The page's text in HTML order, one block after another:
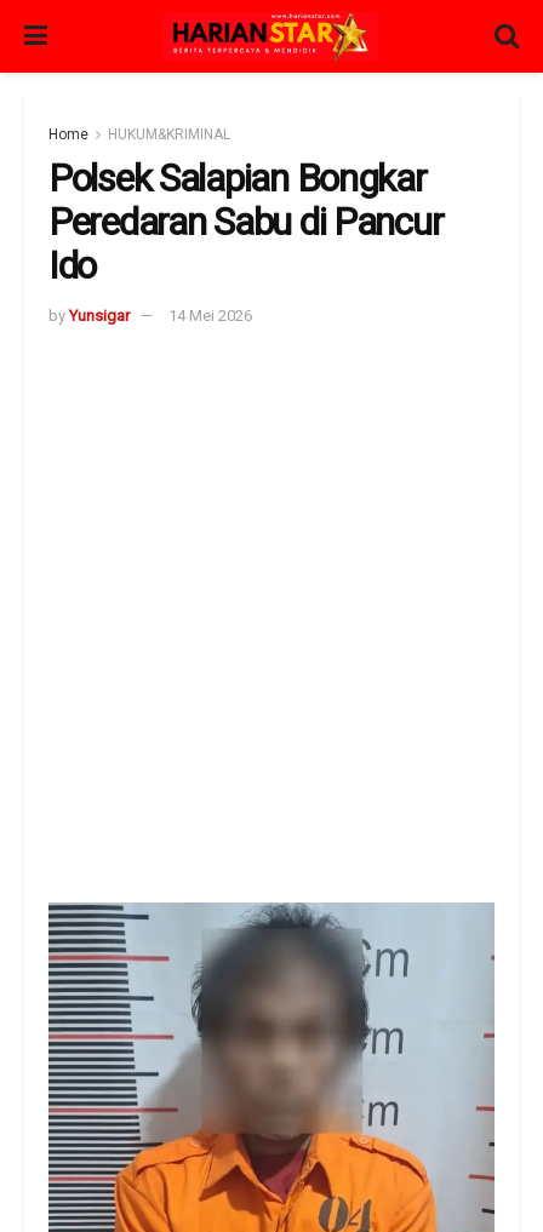
Home HUKUM&KRIMINAL
Polsek Salapian Bongkar
Peredaran Sabu di Pancur
Ido
by Yunsigar 14 Mei 2026